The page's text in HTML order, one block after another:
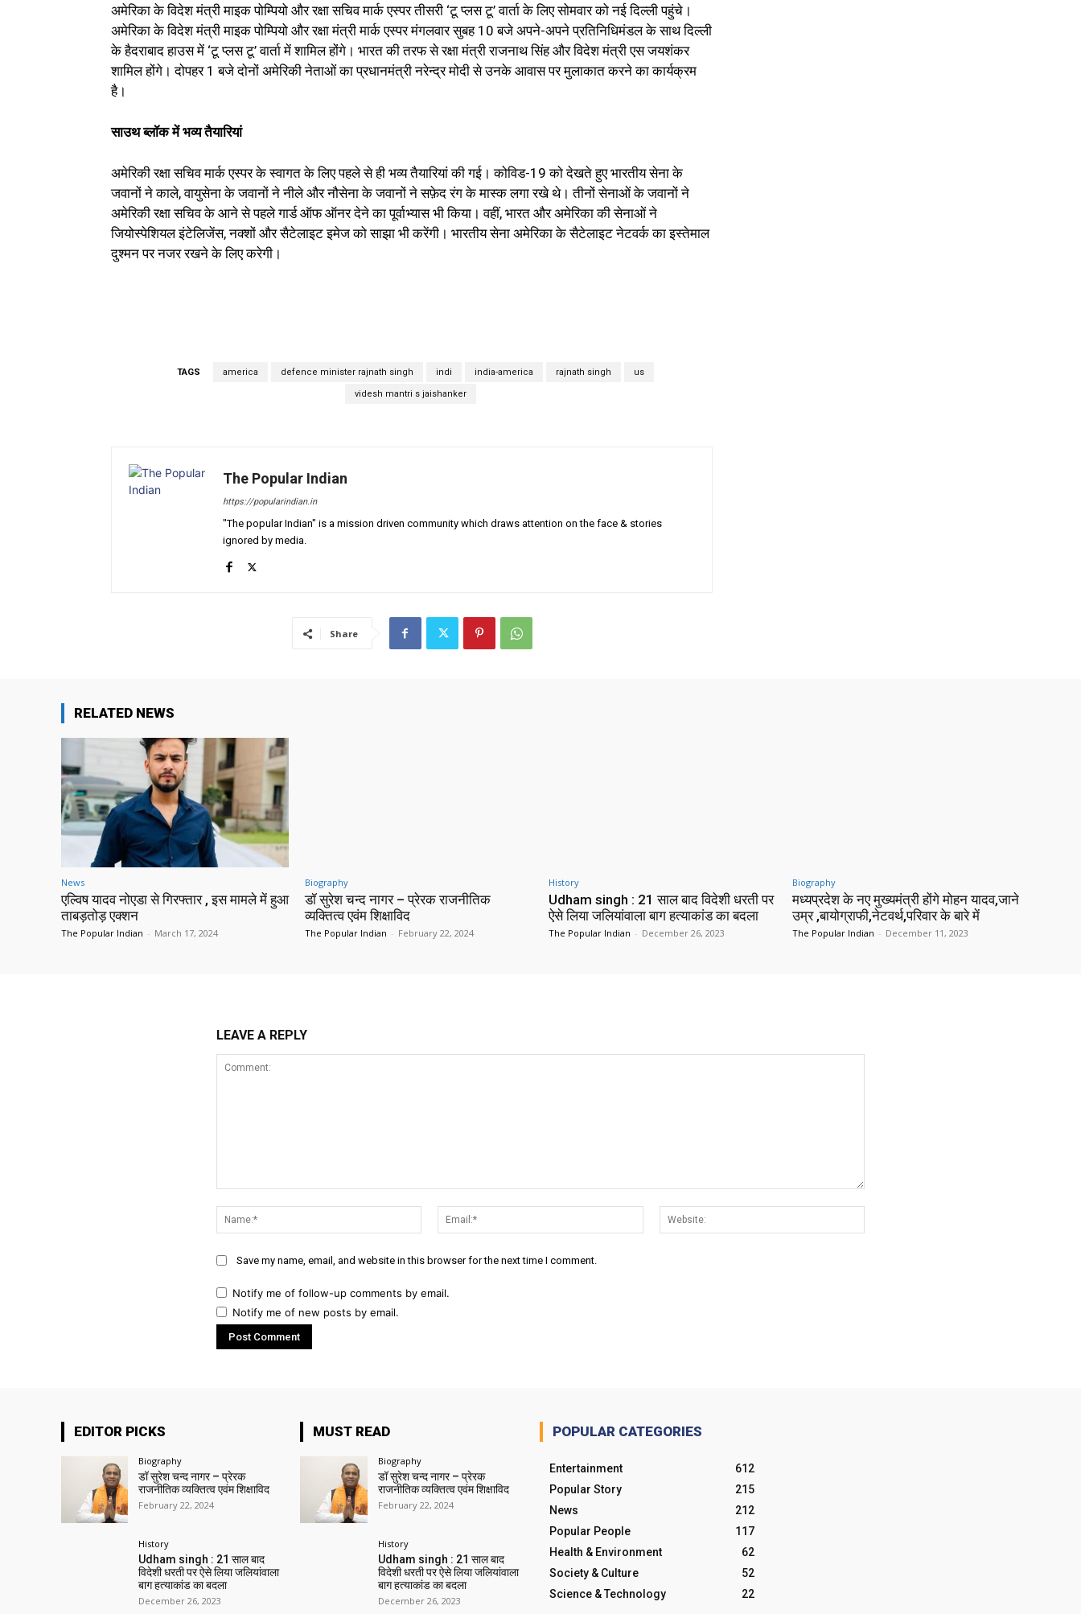
अमेरिका के विदेश मंत्री माइक पोम्पियो और रक्षा सचिव मार्क एस्पर तीसरी ‘टू प्लस टू’ वार्ता के लिए सोमवार को नई दिल्ली पहुंचे।
अमेरिका के विदेश मंत्री माइक पोम्पियो और रक्षा मंत्री मार्क एस्पर मंगलवार सुबह 10 बजे अपने-अपने प्रतिनिधिमंडल के साथ दिल्ली
के हैदराबाद हाउस में ‘टू प्लस टू’ वार्ता में शामिल होंगे। भारत की तरफ से रक्षा मंत्री राजनाथ सिंह और विदेश मंत्री एस जयशंकर
शामिल होंगे। दोपहर 1 बजे दोनों अमेरिकी नेताओं का प्रधानमंत्री नरेन्द्र मोदी से उनके आवास पर मुलाकात करने का कार्यक्रम
है।
साउथ ब्लॉक में भव्य तैयारियां
​​अमेरिकी रक्षा सचिव मार्क एस्पर के स्वागत के लिए पहले से ही भव्य तैयारियां की गई। कोविड-19 को देखते हुए भारतीय सेना के
जवानों ने काले, वायुसेना के जवानों ने नीले और नौसेना के जवानों ने सफ़ेद रंग के मास्क लगा रखे थे। तीनों सेनाओं के जवानों ने
अमेरिकी रक्षा सचिव के आने से पहले गार्ड ऑफ ऑनर देने का पूर्वाभ्यास भी किया। वहीं, भारत और अमेरिका की सेनाओं ने
जियोस्पेशियल इंटेलिजेंस, नक्शों और सैटेलाइट इमेज को साझा भी करेंगी। भारतीय सेना अमेरिका के सैटेलाइट नेटवर्क का इस्तेमाल
दुश्मन पर नजर रखने के लिए करेगी।
TAGS america defence minister rajnath singh indi india-america rajnath singh us
videsh mantri s jaishanker
The Popular Indian
https://popularindian.in
"The popular Indian" is a mission driven community which draws attention on the face & stories
ignored by media.
Share
RELATED NEWS
News
एल्विष यादव नोएडा से गिरफ्तार , इस मामले में हुआ
ताबड़तोड़ एक्शन
The Popular Indian - March 17, 2024
Biography
डॉ सुरेश चन्द नागर – प्रेरक राजनीतिक
व्यक्तित्व एवंम शिक्षाविद
The Popular Indian - February 22, 2024
History
Udham singh : 21 साल बाद विदेशी धरती पर
ऐसे लिया जलियांवाला बाग हत्याकांड का बदला
The Popular Indian - December 26, 2023
Biography
मध्यप्रदेश के नए मुख्यमंत्री होंगे मोहन यादव,जाने
उम्र ,बायोग्राफी,नेटवर्थ,परिवार के बारे में
The Popular Indian - December 11, 2023
LEAVE A REPLY
Name:*
Email:*
Save my name, email, and website in this browser for the next time I comment.
Notify me of follow-up comments by email.
Notify me of new posts by email.
EDITOR PICKS
Biography
डॉ सुरेश चन्द नागर – प्रेरक
राजनीतिक व्यक्तित्व एवंम शिक्षाविद
February 22, 2024
History
Udham singh : 21 साल बाद
विदेशी धरती पर ऐसे लिया जलियांवाला
बाग हत्याकांड का बदला
December 26, 2023
MUST READ
Biography
डॉ सुरेश चन्द नागर – प्रेरक
राजनीतिक व्यक्तित्व एवंम शिक्षाविद
February 22, 2024
History
Udham singh : 21 साल बाद
विदेशी धरती पर ऐसे लिया जलियांवाला
बाग हत्याकांड का बदला
December 26, 2023
POPULAR CATEGORIES
Entertainment
612
Popular Story
215
News
212
Popular People
117
Health & Environment
62
Society & Culture
52
Science & Technology
22